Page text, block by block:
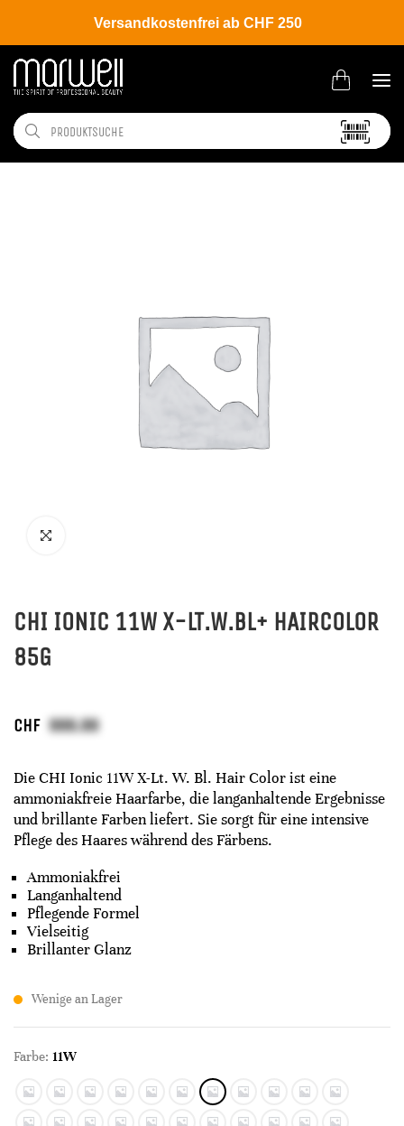
Versandkostenfrei ab CHF 250
Shop Hair Coloration Permanente Haarfarbe
CHI IONIC 11W X-LT.W.BL+ HAIRCOLOR
85G
CHF
Die CHI Ionic 11W X-Lt. W. Bl. Hair Color ist eine
ammoniakfreie Haarfarbe, die langanhaltende Ergebnisse
und brillante Farben liefert. Sie sorgt für eine intensive
Pflege des Haares während des Färbens.
Ammoniakfrei
Langanhaltend
Pflegende Formel
Vielseitig
Brillanter Glanz
Wenige an Lager
Farbe: 11W